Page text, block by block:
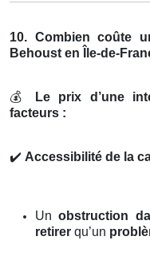
10. Combien coûte
Behoust en Île-de-
💰
Le prix d’une
facteurs :
✔️ Accessibilité de la
Unobstruction
retirer qu’un